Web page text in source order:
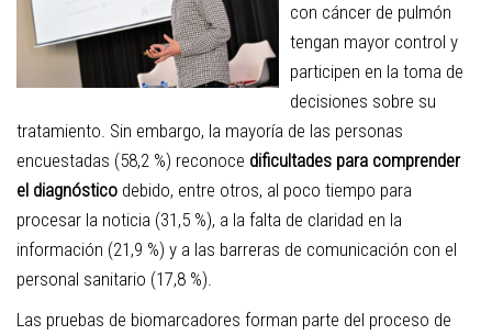
con cáncer de pulmón
tengan mayor control y
participen en la toma de
decisiones sobre su
tratamiento. Sin embargo, la mayoría de las personas
encuestadas (58,2 %) reconoce dificultades para comprender
el diagnóstico debido, entre otros, al poco tiempo para
procesar la noticia (31,5 %), a la falta de claridad en la
información (21,9 %) y a las barreras de comunicación con el
personal sanitario (17,8 %).
Las pruebas de biomarcadores forman parte del proceso de